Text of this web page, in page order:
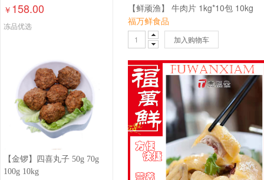
￥ 158.00
冻品优选
【金锣】四喜丸子 50g 70g
100g 10kg
【鲜顽渔】 牛肉片 1kg*10包 10kg
福万鲜食品
加入购物车